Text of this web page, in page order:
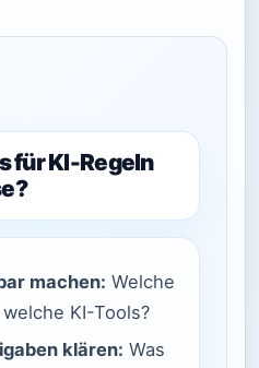
für KI-Regeln
machen: Welche
KI-Tools?
klären: Was